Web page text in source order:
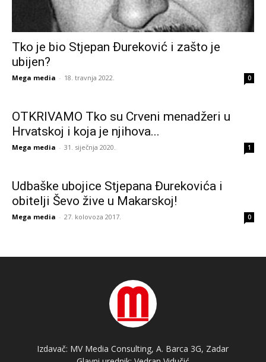
Tko je bio Stjepan Đureković i zašto je
ubijen?
Mega media - 18. travnja 2022. 0
OTKRIVAMO Tko su Crveni menadžeri u
Hrvatskoj i koja je njihova...
Mega media - 31. siječnja 2020. 1
Udbaške ubojice Stjepana Đurekovića i
obitelji Ševo žive u Makarskoj!
Mega media - 27. kolovoza 2017. 0
Izdavač: MV Media Consulting, A. Barca 3G, Zadar